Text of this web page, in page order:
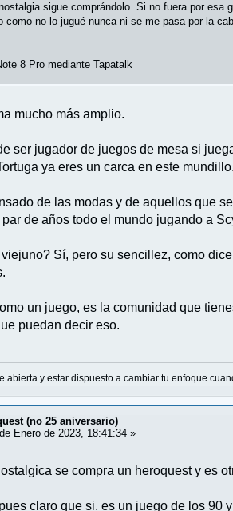
sigue comprándolo. Si no fuera por
como no lo jugué nunca ni se me pasa por la
8 Pro mediante Tapatalk
mucho más amplio.
ser jugador de juegos de mesa si
ya eres un carca en este mundillo.
de las modas y de aquellos que
de años todo el mundo jugando a
Sí, pero su sencillez, como
un juego, es la comunidad que
puedan decir eso.
abierta y estar dispuesto a cambiar tu enfoque
(no 25 aniversario)
Enero de 2023, 18:41:34 »
se compra un heroquest y es
claro que si, es un juego de los 90